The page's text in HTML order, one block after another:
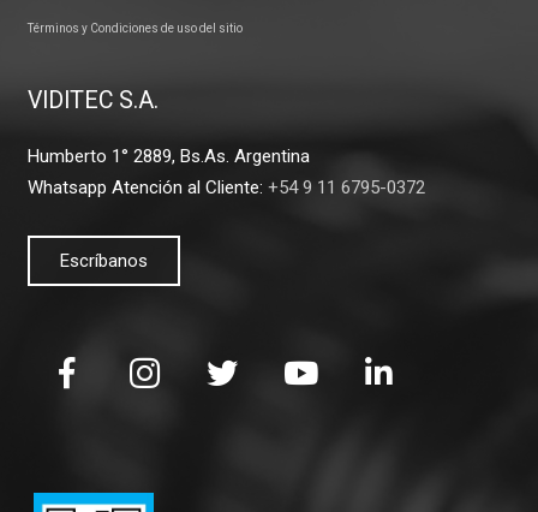
Términos y Condiciones de uso del sitio
VIDITEC S.A.
Humberto 1° 2889, Bs.As. Argentina
Whatsapp Atención al Cliente: +54 9 11 6795-0372
Escríbanos